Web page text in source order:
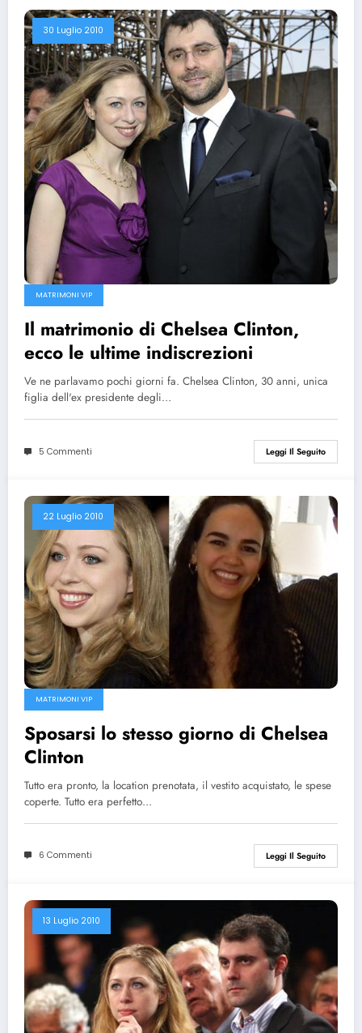
30 Luglio 2010
MATRIMONI VIP
Il matrimonio di Chelsea Clinton,
ecco le ultime indiscrezioni
Ve ne parlavamo pochi giorni fa. Chelsea Clinton, 30 anni, unica
figlia dell'ex presidente degli…
5 Commenti Leggi Il Seguito
22 Luglio 2010
MATRIMONI VIP
Sposarsi lo stesso giorno di Chelsea
Clinton
Tutto era pronto, la location prenotata, il vestito acquistato, le spese
coperte. Tutto era perfetto…
6 Commenti Leggi Il Seguito
13 Luglio 2010